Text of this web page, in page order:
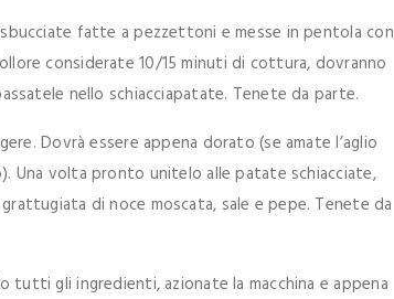
fatte a pezzettoni e messe in pentola con
considerate 10/15 minuti di cottura, dovranno
nello schiacciapatate. Tenete da parte.
Dovrà essere appena dorato (se amate l’aglio
volta pronto unitelo alle patate schiacciate,
di noce moscata, sale e pepe. Tenete da
gli ingredienti, azionate la macchina e appena